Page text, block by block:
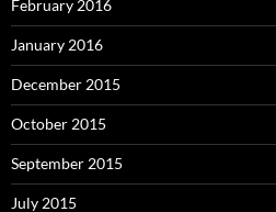
February 2016
January 2016
December 2015
October 2015
September 2015
July 2015